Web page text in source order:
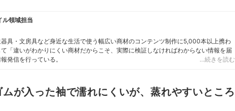
ル領域担当
具・文房具など身近な生活で使う幅広い商材のコンテンツ制作に5,000本以上携わ
「違いがわかりにくい商材だからこそ、実際に検証しなければわからない情報を届
発信を行っている。
…続きを読む
が入った袖で濡れにくいが、蒸れやすいところ